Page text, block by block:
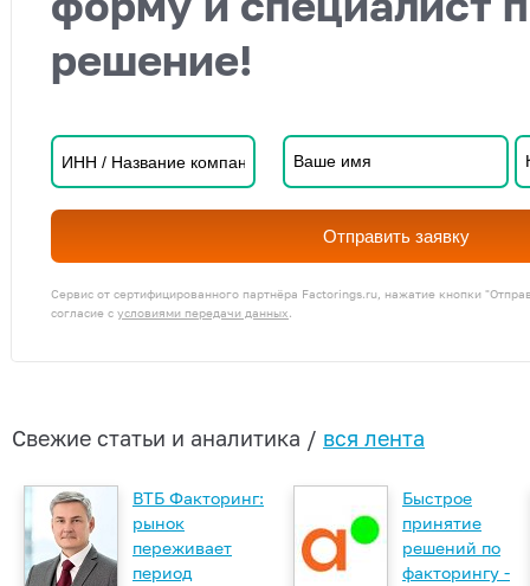
решение!
Отправить заявку
Сервис от сертифицированного партнёра Factorings.ru, нажатие кнопки
согласие с условиями передачи данных.
Свежие статьи и аналитика / вся лента
ВТБ Факторинг:
рынок
переживает
период
Быстрое
принятие
решений по
факторингу -